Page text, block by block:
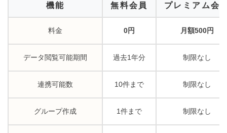
機能 無料会員 プレミアム会
料金 0円 月額500円
データ閲覧可能期間 過去1年分 制限なし
連携可能数 10件まで 制限なし
グループ作成 1件まで 制限なし